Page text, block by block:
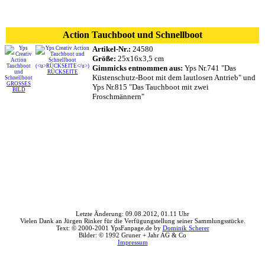
Action Tauchboot und Schnellboot
GROSSES
BILD
RÜCKSEITE
Artikel-Nr.: 24580
Größe: 25x16x3,5 cm
Gimmicks entnommen aus: Yps Nr.741 "Das
Küstenschutz-Boot mit dem lautlosen Antrieb" und
Yps Nr.815 "Das Tauchboot mit zwei
Froschmännern"
Letzte Änderung: 09.08.2012, 01.11 Uhr
Vielen Dank an Jürgen Rinker für die Verfügungstellung seiner Sammlungsstücke.
Text: © 2000-2001 YpsFanpage.de by Dominik Scherer
Bilder: © 1992 Gruner + Jahr AG & Co
Impressum